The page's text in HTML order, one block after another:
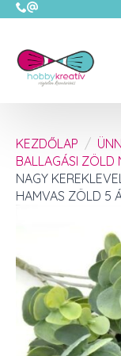
KEZDŐLAP
BALLAGÁSI ZÖLD
NAGY
HAMVAS ZÖLD 5